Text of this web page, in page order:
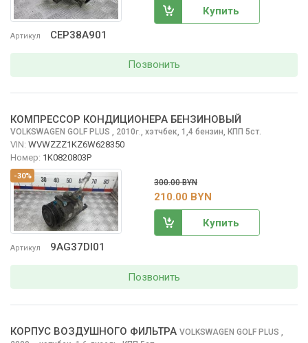
Артикул CEP38A901
Купить
Позвонить
-30%
Артикул 9AG37DI01
КОМПРЕССОР КОНДИЦИОНЕРА БЕНЗИНОВЫЙ
VOLKSWAGEN GOLF PLUS , 2010г. хэтчбек, 1,4 бензин, КПП 5ст.
VIN: WVWZZZ1KZ6W628350
Номер: 1K0820803P
300.00 BYN
210.00 BYN
Купить
Позвонить
КОРПУС ВОЗДУШНОГО ФИЛЬТРА VOLKSWAGEN GOLF PLUS